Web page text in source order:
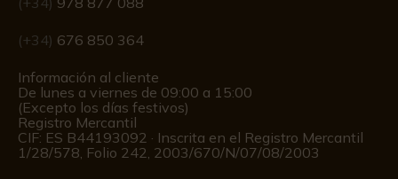
(+34) 676 850 364
Información al cliente
De lunes a viernes de 09:00 a 15:00
(Excepto los días festivos)
Registro Mercantil
CIF: ES B44193092 · Inscrita en el Registro Mercantil
1/28/578, Folio 242, 2003/670/N/07/08/2003